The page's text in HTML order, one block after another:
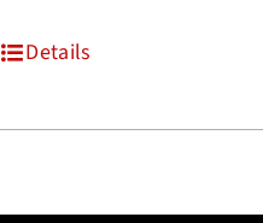
Details